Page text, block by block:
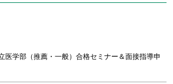
医学部（推薦・一般）合格セミナー＆面接指導申